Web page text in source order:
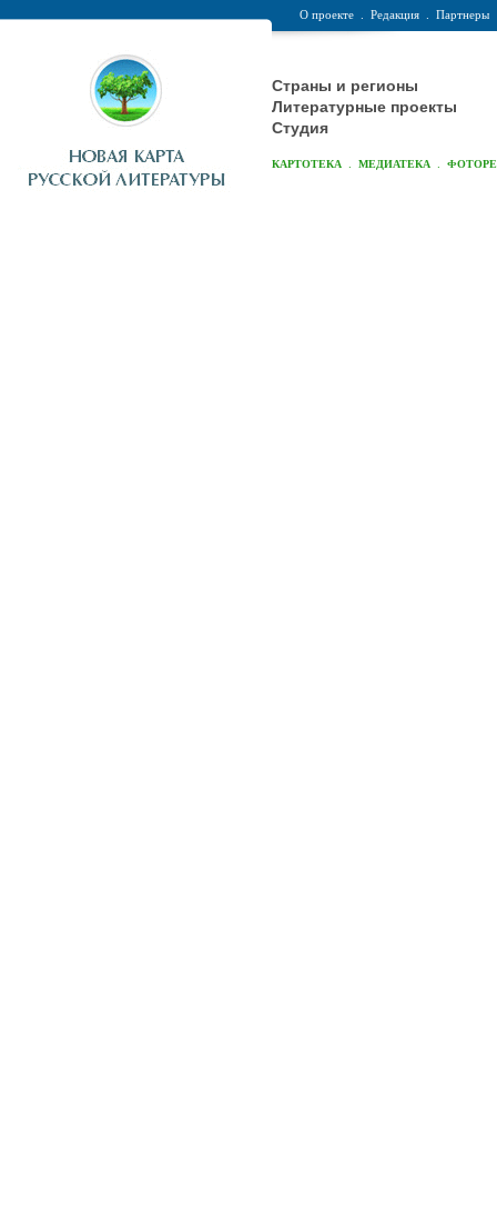
О проекте Редакция Партнеры
Страны и регионы
Литературные проекты
Студия
КАРТОТЕКА МЕДИАТЕКА